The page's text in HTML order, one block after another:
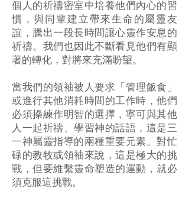
個人的祈禱密室中培養他們內心的習
慣，與同輩建立帶來生命的屬靈友
誼，騰出一段長時間讓心靈作安息的
祈禱。我們也因此不斷看見他們有顯
著的轉化，對將來充滿盼望。
當我們的領袖被人要求「管理飯食」
或進行其他消耗時間的工作時，他們
必須操練作明智的選擇，寧可與其他
人一起祈禱、學習神的話語，這是三
一神屬靈指導的兩種重要元素。對忙
碌的教牧或領袖來說，這是極大的挑
戰，但要維繫靈命塑造的運動，就必
須克服這挑戰。